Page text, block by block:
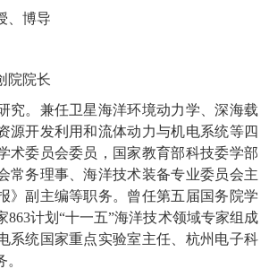
、博导
院院长
究。兼任卫星海洋环境动力学、深海载
源开发利用和流体动力与机电系统等四
术委员会委员，国家教育部科技委学部
常务理事、海洋技术装备专业委员会主
》副主编等职务。曾任第五届国务院学
863计划“十一五”海洋技术领域专家组成
系统国家重点实验室主任、杭州电子科